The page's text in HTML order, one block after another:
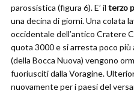
parossistica (figura 6). E’ il terzo
una decina di giorni. Una colata
occidentale dell’antico Cratere
quota 3000 e si arresta poco più
(della Bocca Nuova) vengono
fuoriusciti dalla Voragine.
nuovamente per i paesi del